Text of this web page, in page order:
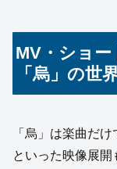
MV・ショー
「烏」の世
「烏」は楽曲だ
といった映像展